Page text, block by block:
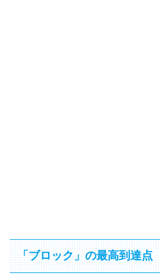
「ブロック」の最高到達点